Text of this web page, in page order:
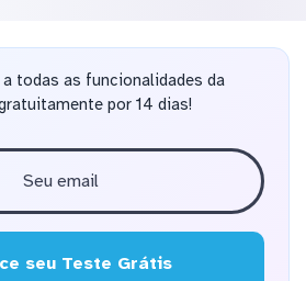
a todas as funcionalidades da
por 14 dias!
seu Teste Grátis